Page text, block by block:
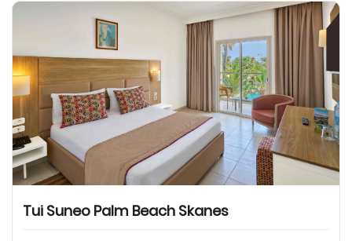
Tui Suneo Palm Beach Skanes